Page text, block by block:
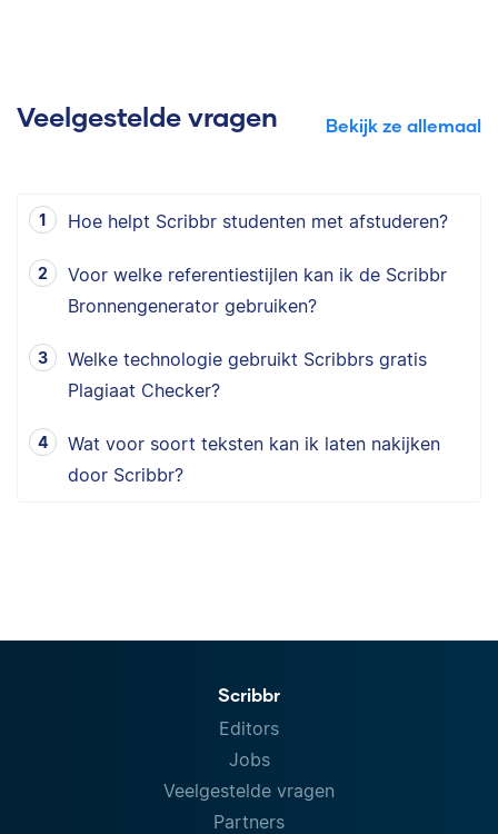
Veelgestelde vragen Bekijk ze allemaal
Hoe helpt Scribbr studenten met afstuderen?
Voor welke referentiestijlen kan ik de Scribbr
Bronnengenerator gebruiken?
Welke technologie gebruikt Scribbrs gratis
Plagiaat Checker?
Wat voor soort teksten kan ik laten nakijken
door Scribbr?
Scribbr
Editors
Jobs
Veelgestelde vragen
Partners